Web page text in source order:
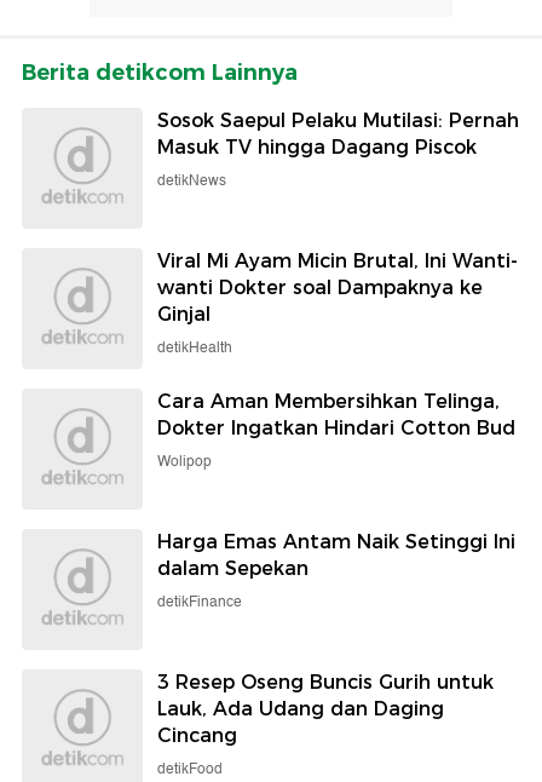
Berita detikcom Lainnya
Sosok Saepul Pelaku Mutilasi: Pernah
Masuk TV hingga Dagang Piscok
detikNews
Viral Mi Ayam Micin Brutal, Ini Wanti-
wanti Dokter soal Dampaknya ke
Ginjal
detikHealth
Cara Aman Membersihkan Telinga,
Dokter Ingatkan Hindari Cotton Bud
Wolipop
Harga Emas Antam Naik Setinggi Ini
dalam Sepekan
detikFinance
3 Resep Oseng Buncis Gurih untuk
Lauk, Ada Udang dan Daging
Cincang
detikFood